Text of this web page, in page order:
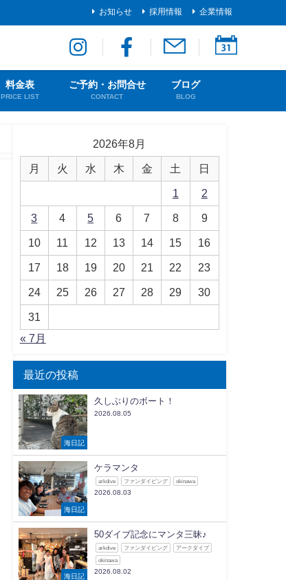
お知らせ 採用情報 企業情報
料金表
PRICE LIST
ご予約・お問合せ
CONTACT
ブログ
BLOG
2026年8月
月 火 水 木 金 土 日
1 2
3 4 5 6 7 8 9
10 11 12 13 14 15 16
17 18 19 20 21 22 23
24 25 26 27 28 29 30
31
« 7月
最近の投稿
海日記
久しぶりのボート！
2026.08.05
海日記
ケラマンタ
arkdive ファンダイビング okinawa
2026.08.03
海日記
50ダイブ記念にマンタ三昧♪
arkdive ファンダイビング アークダイブ
okinawa
2026.08.02